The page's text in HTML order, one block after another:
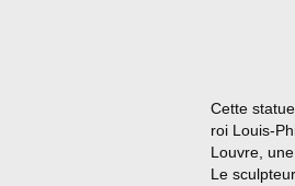
Cette
roi Louis-
Louvre,
Le sculpteur